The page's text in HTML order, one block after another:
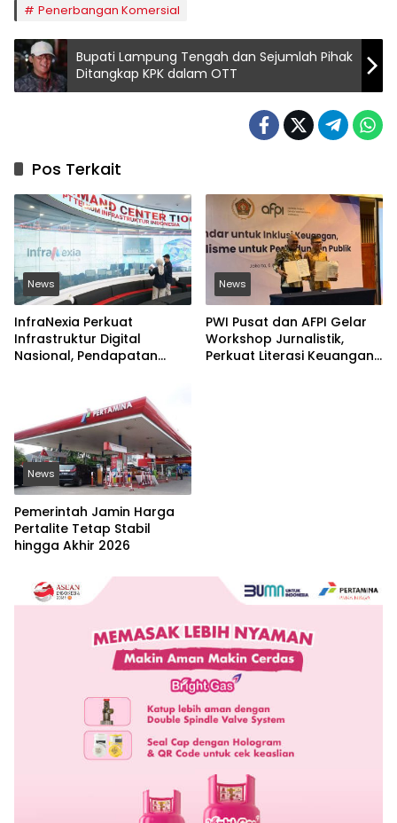
Penerbangan Komersial
Bupati Lampung Tengah dan Sejumlah Pihak
Ditangkap KPK dalam OTT
Pos Terkait
News
InfraNexia Perkuat
Infrastruktur Digital
Nasional, Pendapatan
News
PWI Pusat dan AFPI Gelar
Workshop Jurnalistik,
Perkuat Literasi Keuangan
News
Pemerintah Jamin Harga
Pertalite Tetap Stabil
hingga Akhir 2026